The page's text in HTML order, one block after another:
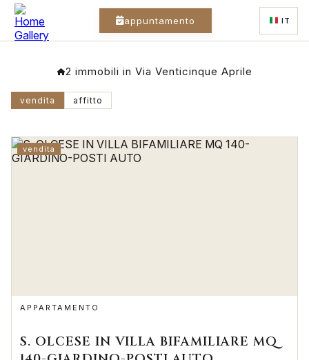
appuntamento IT
2 immobili in Via Venticinque Aprile
vendita affitto
vendita
APPARTAMENTO
S. OLCESE IN VILLA BIFAMILIARE MQ